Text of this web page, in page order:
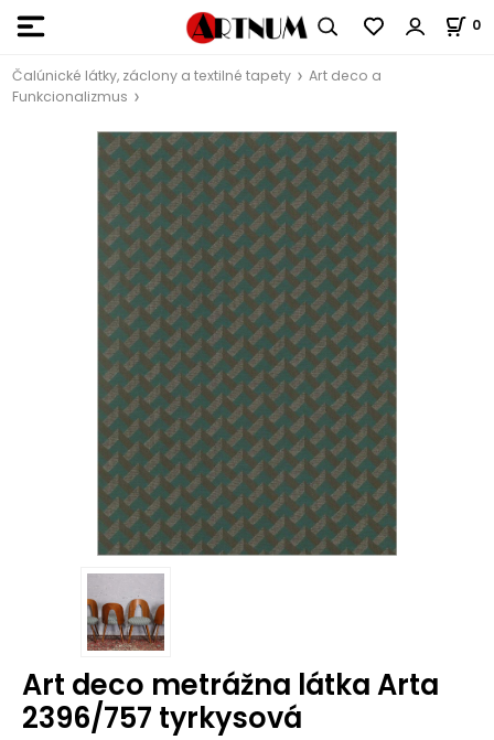
0
Čalúnické látky, záclony a textilné tapety
Art deco a
Funkcionalizmus
Art deco metrážna látka Arta
2396/757 tyrkysová